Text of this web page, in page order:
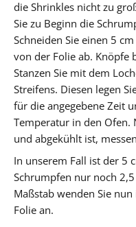
die Shrinkles nicht zu
Sie zu Beginn die
Schneiden Sie einen 5
von der Folie ab. Knöpfe
Stanzen Sie mit dem
Streifens. Diesen legen
für die angegebene Zeit
Temperatur in den Ofen.
und abgekühlt ist,
In unserem Fall ist der 5
Schrumpfen nur noch
Maßstab wenden Sie
Folie an.